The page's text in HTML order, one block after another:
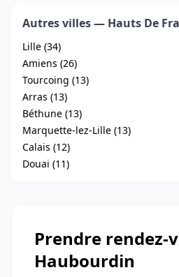
Autres villes — Hauts De
Lille (34)
Amiens (26)
Tourcoing (13)
Arras (13)
Béthune (13)
Marquette-lez-Lille (13)
Calais (12)
Douai (11)
Prendre rendez-
Haubourdin